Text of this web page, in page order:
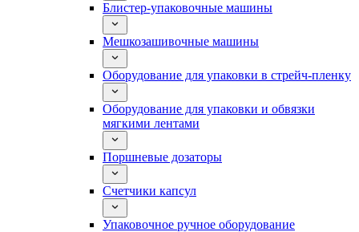
Блистер-упаковочные машины
Мешкозашивочные машины
Оборудование для упаковки в стрейч-пленку
Оборудование для упаковки и обвязки
мягкими лентами
Поршневые дозаторы
Счетчики капсул
Упаковочное ручное оборудование